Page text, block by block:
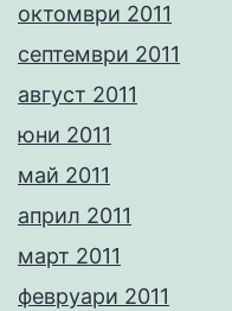
октомври 2011
септември 2011
август 2011
юни 2011
май 2011
април 2011
март 2011
февруари 2011